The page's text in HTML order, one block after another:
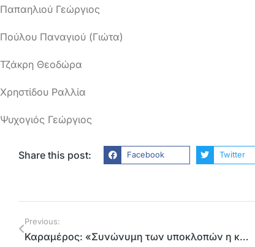
Παπαηλιού Γεώργιος
Πούλου Παναγιού (Γιώτα)
Τζάκρη Θεοδώρα
Χρηστίδου Ραλλία
Ψυχογιός Γεώργιος
Share this post: Facebook Twitter
Previous:
Καραμέρος: «Συνώνυμη των υποκλοπών η κυβέρνηση Μητσοτάκη και με τη «βούλα» της Ε.Ε»